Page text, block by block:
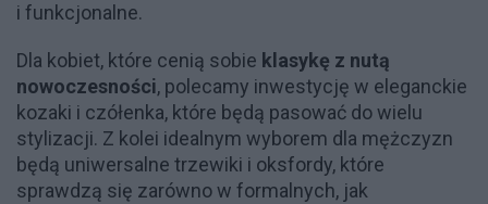
i funkcjonalne.
Dla kobiet, które cenią sobie klasykę z nutą
nowoczesności, polecamy inwestycję w eleganckie
kozaki i czółenka, które będą pasować do wielu
stylizacji. Z kolei idealnym wyborem dla mężczyzn
będą uniwersalne trzewiki i oksfordy, które
sprawdzą się zarówno w formalnych, jak